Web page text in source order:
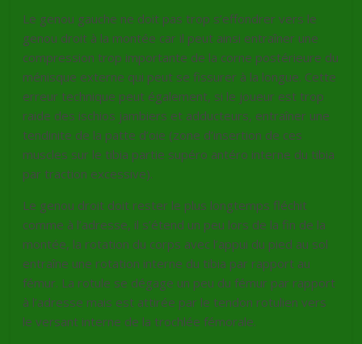
Le genou gauche ne doit pas trop s’effondrer vers le
genou droit à la montée car il peut ainsi entraîner une
compression trop importante de la corne postérieure du
ménisque externe qui peut se fissurer à la longue. Cette
erreur technique peut également, si le joueur est trop
raide des ischios jambiers et adducteurs, entraîner une
tendinite de la patte d’oie (zone d’insertion de ces
muscles sur le tibia partie supéro antéro interne du tibia
par traction excessive).
Le genou droit doit rester le plus longtemps fléchit
comme à l’adresse, il s’étend un peu lors de la fin de la
montée, la rotation du corps avec l’appui du pied au sol
entraîne une rotation interne du tibia par rapport au
fémur. La rotule se dégage un peu du fémur par rapport
à l’adresse mais est attirée par le tendon rotulien vers
le versant interne de la trochlée fémorale.